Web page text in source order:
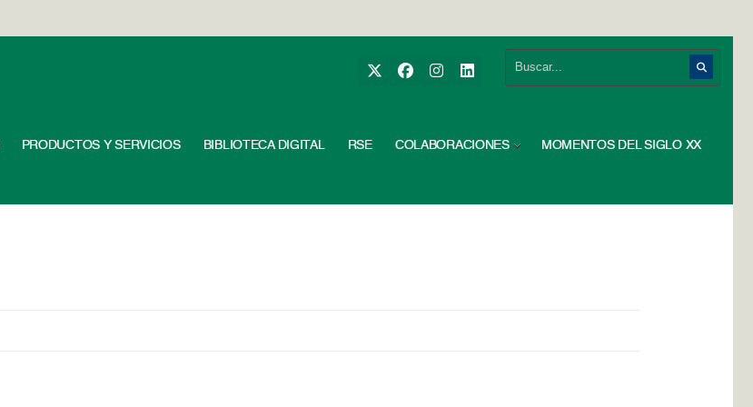
PRODUCTOS Y SERVICIOS BIBLIOTECA DIGITAL RSE COLABORACIONES MOMENTOS DEL SIGLO XX